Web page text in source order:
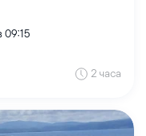
09:15
2 часа